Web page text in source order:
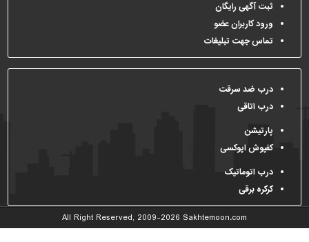
سرویس
بهداشتی
ابزار،یراق
و
آلات
برقی،روشنایی،ایمنی
محوطه
سازی
و
نما
ساخت
ثبت آگهی رایگان
ورود کاربران عضو
تماس جهت تبلیغات
درب ضد سرقت
درب اتاقی
پارتیشن
کفپوش اپوکسی
درب اتوماتیک
کرکره برقی
All Right Reserved, 2009-2026 Sakhtemoon.com